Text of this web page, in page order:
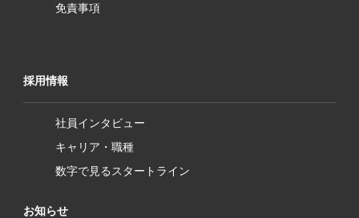
免責事項
採用情報
社員インタビュー
キャリア・職種
数字で見るスタートライン
お知らせ